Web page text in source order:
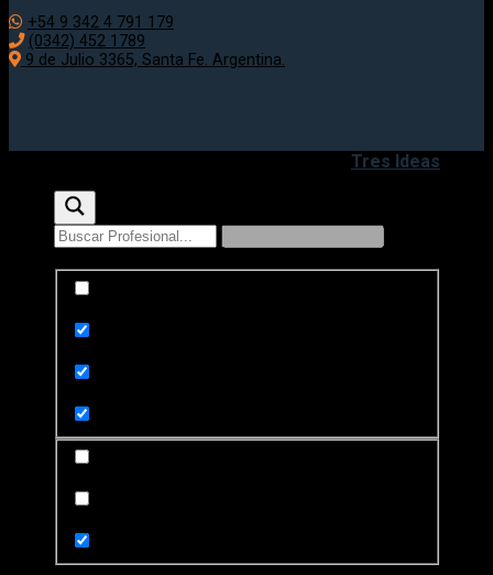
+54 9 342 4 791 179
(0342) 452 1789
9 de Julio 3365, Santa Fe. Argentina.
Tres Ideas